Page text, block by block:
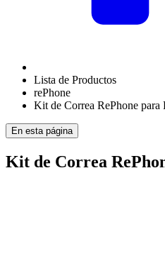
Lista de Productos
rePhone
Kit de Correa RePhone para
En esta página
Kit de Correa